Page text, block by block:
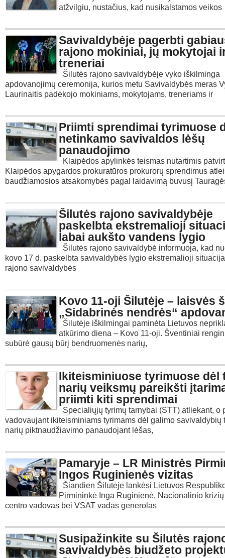
atžvilgiu, nustačius, kad nusikalstamos veikos
Savivaldybėje pagerbti
rajono mokiniai, jų mokytojai
treneriai
Šilutės rajono savivaldybėje vyko iškilminga
apdovanojimų ceremonija, kurios metu Savivaldybės meras
Laurinaitis padėkojo mokiniams, mokytojams, treneriams ir
Priimti sprendimai tyrimuose
netinkamo savivaldos lėšų
panaudojimo
Klaipėdos apylinkės teismas nutartimis
Klaipėdos apygardos prokuratūros prokurorų sprendimus
baudžiamosios atsakomybės pagal laidavimą buvusį
Šilutės rajono savivaldybėje
paskelbta ekstremalioji
labai aukšto vandens lygio
Šilutės rajono savivaldybė informuoja, kad
kovo 17 d. paskelbta savivaldybės lygio ekstremalioji
rajono savivaldybės
Kovo 11-oji Šilutėje – laisvės
„Sidabrinės nendrės“
Šilutėje iškilmingai paminėta Lietuvos
atkūrimo diena – Kovo 11-oji. Šventiniai
subūrė gausų būrį bendruomenės narių,
Ikiteisminiuose tyrimuose dėl
narių veiksmų pareikšti
priimti kiti sprendimai
Specialiųjų tyrimų tarnybai (STT) atliekant, o
vadovaujant ikiteisminiams tyrimams dėl galimo savivaldybių
narių piktnaudžiavimo panaudojant lėšas,
Pamaryje – LR Ministrės
Ingos Ruginienės vizitas
Šiandien Šilutėje lankėsi Lietuvos
Pirmininkė Inga Ruginienė, Nacionalinio
centro vadovas bei VSAT vadas generolas
Susipažinkite su Šilutės
savivaldybės biudžeto